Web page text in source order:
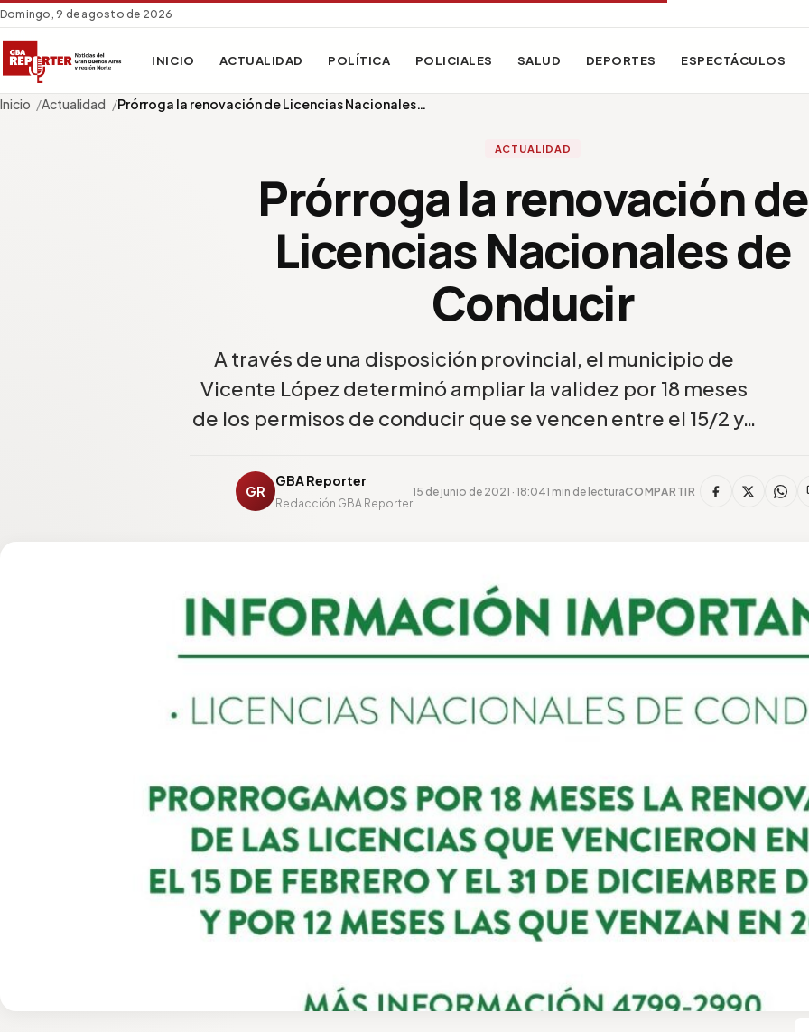
Domingo, 9 de agosto de 2026
INICIO ACTUALIDAD POLÍTICA POLICIALES SALUD DEPORTES ESPECTÁCULOS
Inicio Actualidad Prórroga la renovación de Licencias Nacionales…
ACTUALIDAD
Prórroga la renovación de
Licencias Nacionales de
Conducir
A través de una disposición provincial, el municipio de
Vicente López determinó ampliar la validez por 18 meses
de los permisos de conducir que se vencen entre el 15/2 y…
GR
GBA Reporter
Redacción GBA Reporter
15 de junio de 2021 · 18:041 min de lecturaCOMPARTIR